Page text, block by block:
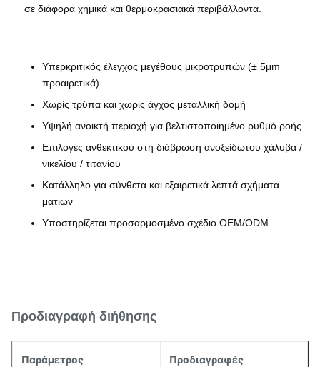
σε διάφορα χημικά και θερμοκρασιακά περιβάλλοντα.
Υπερκριτικός έλεγχος μεγέθους μικροτρυπών (± 5μm
προαιρετικά)
Χωρίς τρύπα και χωρίς άγχος μεταλλική δομή
Υψηλή ανοικτή περιοχή για βελτιστοποιημένο ρυθμό ροής
Επιλογές ανθεκτικού στη διάβρωση ανοξείδωτου χάλυβα /
νικελίου / τιτανίου
Κατάλληλο για σύνθετα και εξαιρετικά λεπτά σχήματα
ματιών
Υποστηρίζεται προσαρμοσμένο σχέδιο OEM/ODM
Προδιαγραφή διήθησης
Παράμετρος Προδιαγραφές